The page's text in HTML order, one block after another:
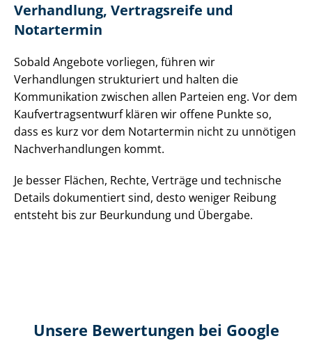
Verhandlung, Vertragsreife und
Notartermin
Sobald Angebote vorliegen, führen wir
Verhandlungen strukturiert und halten die
Kommunikation zwischen allen Parteien eng. Vor dem
Kauf­ver­trags­ent­wurf klären wir offene Punkte so,
dass es kurz vor dem Notartermin nicht zu unnötigen
Nach­ver­hand­lun­gen kommt.
Je besser Flächen, Rechte, Verträge und technische
Details dokumentiert sind, desto weniger Reibung
entsteht bis zur Beurkundung und Übergabe.
Unsere Bewertungen bei Google